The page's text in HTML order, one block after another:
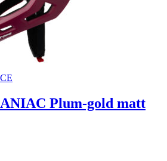
Plum-gold matt